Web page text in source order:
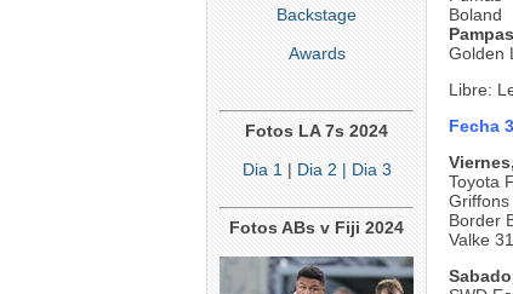
Backstage
Awards
Fotos LA 7s 2024
Dia 1 | Dia 2 | Dia 3
Fotos ABs v Fiji 2024
Libre:
Fecha 3
Toyota
Border
Valke